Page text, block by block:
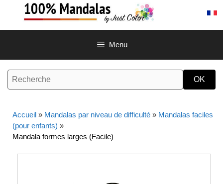
contenu
Menu
Accueil » Mandalas par niveau de difficulté » Mandalas faciles
(pour enfants) »
Mandala formes larges (Facile)